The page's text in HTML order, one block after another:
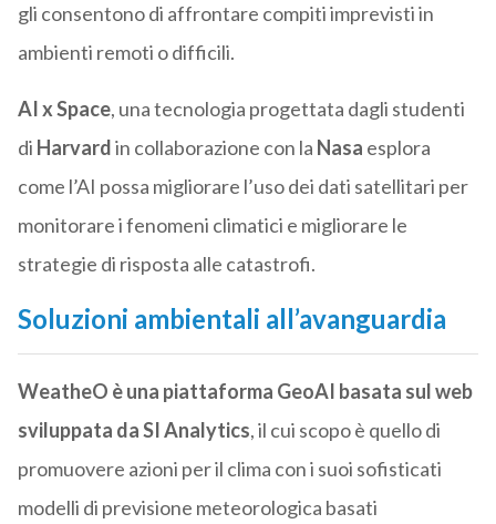
gli consentono di affrontare compiti imprevisti in
ambienti remoti o difficili.
AI x Space, una tecnologia progettata dagli studenti
di Harvardin collaborazione con la Nasa esplora
come l’AI possa migliorare l’uso dei dati satellitari per
monitorare i fenomeni climatici e migliorare le
strategie di risposta alle catastrofi.
Soluzioni ambientali all’avanguardia
WeatheO è una piattaforma GeoAI basata sul web
sviluppata da SI Analytics, il cui scopo è quello di
promuovere azioni per il clima con i suoi sofisticati
modelli di previsione meteorologica basati